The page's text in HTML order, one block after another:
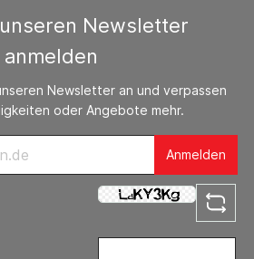
Newsletter
anmelden
Newsletter an und verpassen
oder Angebote mehr.
Anmelden